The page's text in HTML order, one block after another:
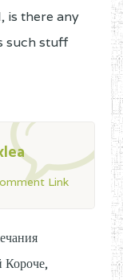
is there any
such stuff
Link
Короче,